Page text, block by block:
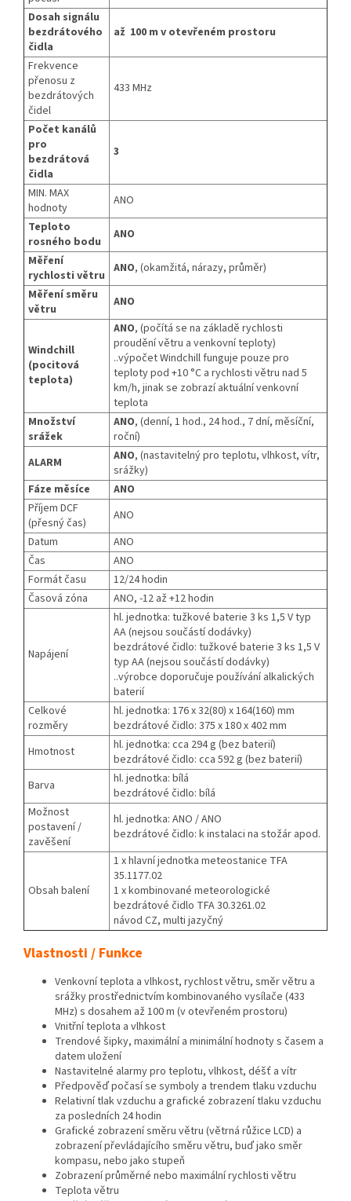
Dosah signálu
bezdrátového
čidla
až 100 m v otevřeném prostoru
Frekvence
přenosu z
bezdrátových
čidel
433 MHz
Počet kanálů
pro
bezdrátová
čidla
3
MIN. MAX
hodnoty
ANO
Teploto
rosného bodu
ANO
Měření
rychlosti větru ANO, (okamžitá, nárazy, průměr)
Měření směru
větru
ANO
Windchill
(pocitová
teplota)
ANO, (počítá se na základě rychlosti
proudění větru a venkovní teploty)
..výpočet Windchill funguje pouze pro
teploty pod +10 °C a rychlosti větru nad 5
km/h, jinak se zobrazí aktuální venkovní
teplota
Množství
srážek
ANO, (denní, 1 hod., 24 hod., 7 dní, měsíční,
roční)
ALARM
ANO, (nastavitelný pro teplotu, vlhkost, vítr,
srážky)
Fáze měsíce
ANO
Příjem DCF
(přesný čas)
ANO
Datum
ANO
Čas
ANO
Formát času
12/24 hodin
Časová zóna
ANO, -12 až +12 hodin
Napájení
hl. jednotka: tužkové baterie 3 ks 1,5 V typ
AA (nejsou součástí dodávky)
bezdrátové čidlo: tužkové baterie 3 ks 1,5 V
typ AA (nejsou součástí dodávky)
..výrobce doporučuje používání alkalických
baterií
Celkové
rozměry
hl. jednotka: 176 x 32(80) x 164(160) mm
bezdrátové čidlo: 375 x 180 x 402 mm
Hmotnost
hl. jednotka: cca 294 g (bez baterií)
bezdrátové čidlo: cca 592 g (bez baterií)
Barva
hl. jednotka: bílá
bezdrátové čidlo: bílá
Možnost
postavení /
zavěšení
hl. jednotka: ANO / ANO
bezdrátové čidlo: k instalaci na stožár apod.
Obsah balení
1 x hlavní jednotka meteostanice TFA
35.1177.02
1 x kombinované meteorologické
bezdrátové čidlo TFA 30.3261.02
návod CZ, multi jazyčný
Vlastnosti / Funkce
Venkovní teplota a vlhkost, rychlost větru, směr větru a
srážky prostřednictvím kombinovaného vysílače (433
MHz) s dosahem až 100 m (v otevřeném prostoru)
Vnitřní teplota a vlhkost
Trendové šipky, maximální a minimální hodnoty s časem a
datem uložení
Nastavitelné alarmy pro teplotu, vlhkost, déšť a vítr
Předpověď počasí se symboly a trendem tlaku vzduchu
Relativní tlak vzduchu a grafické zobrazení tlaku vzduchu
za posledních 24 hodin
Grafické zobrazení směru větru (větrná růžice LCD) a
zobrazení převládajícího směru větru, buď jako směr
kompasu, nebo jako stupeň
Zobrazení průměrné nebo maximální rychlosti větru
Teplota větru